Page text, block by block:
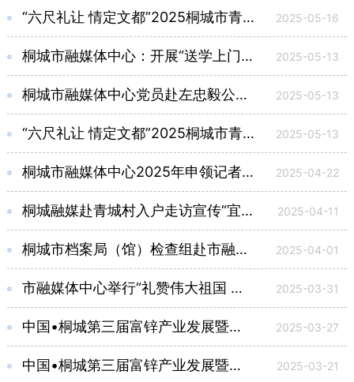
“六尺礼让 情定文都”2025桐城市青年集体婚礼活动现场物料采购项目成交结果公示 2025-05-16
桐城市融媒体中心：开展“送学上门” 推动学习教育全覆盖 2025-05-13
桐城市融媒体中心党员赴左忠毅公祠接受廉政教育 2025-05-13
“六尺礼让 情定文都”2025桐城市青年集体婚礼活动现场物料采购项目询价函 2025-05-13
桐城市融媒体中心2025年申领记者证人员名单公示 2025-04-22
桐城融媒赴青城村入户走访宣传“宜居桐城”行动 2025-04-11
桐城市档案局（馆）检查组赴市融媒体中心检查调研档案管理工作 2025-04-01
市融媒体中心举行“礼赞伟大祖国 共建幸福文都”主题征文大赛颁奖仪式 2025-03-31
中国•桐城第三届富锌产业发展暨桐城文旅推介大会物料采购项目成交结果公示 2025-03-27
中国•桐城第三届富锌产业发展暨桐城文旅推介大会物料采购项目询价函 2025-03-21